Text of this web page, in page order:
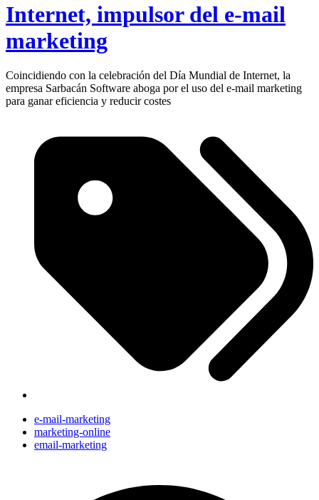
Internet, impulsor del e-mail
marketing
Coincidiendo con la celebración del Día Mundial de Internet, la
empresa Sarbacán Software aboga por el uso del e-mail marketing
para ganar eficiencia y reducir costes
e-mail-marketing
marketing-online
email-marketing